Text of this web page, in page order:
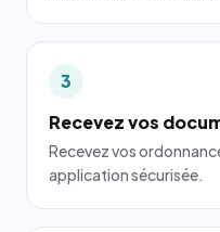
3
Recevez vos
Recevez vos
application sécurisée.